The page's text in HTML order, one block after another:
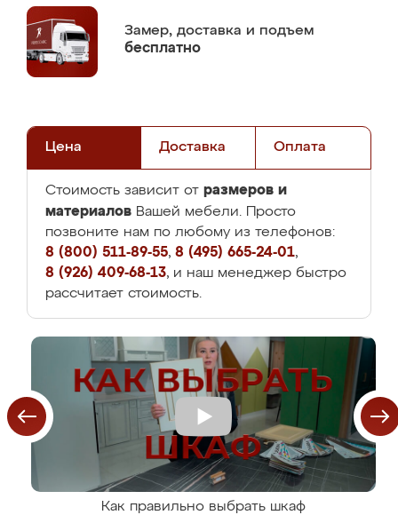
Замер, доставка и подъем
бесплатно
Цена Доставка Оплата
Стоимость зависит от размеров и
материалов Вашей мебели. Просто
позвоните нам по любому из телефонов:
8 (800) 511-89-55, 8 (495) 665-24-01,
8 (926) 409-68-13, и наш менеджер быстро
рассчитает стоимость.
Как правильно выбрать шкаф